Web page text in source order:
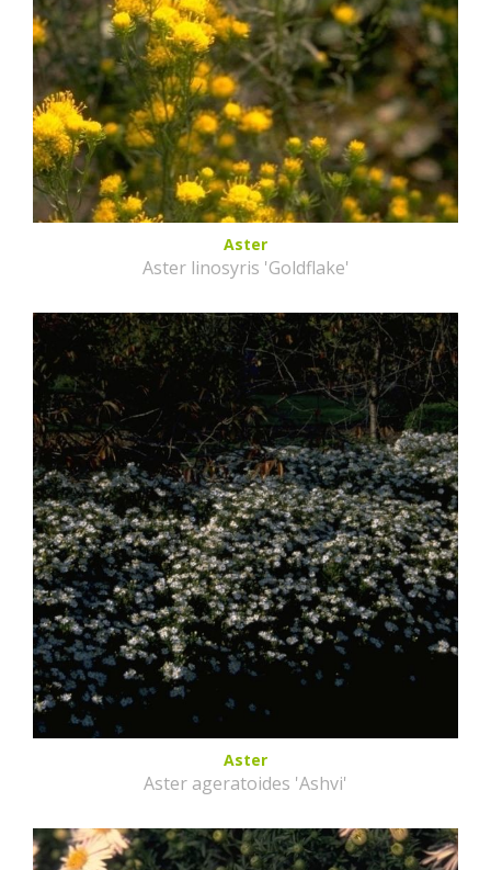
Aster
Aster linosyris 'Goldflake'
Aster
Aster ageratoides 'Ashvi'